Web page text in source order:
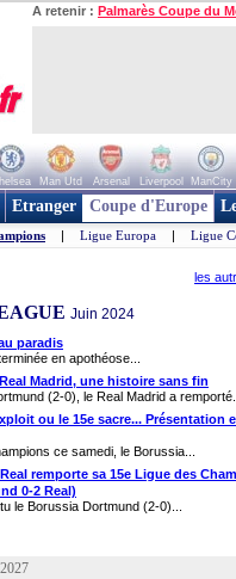
A retenir : Palmarès Coupe du
Man Utd Arsenal Liverpool ManCity
Etranger Coupe d'Europe
| Ligue Europa | Ligue
les
Juin 2024
paradis
en apothéose...
Madrid, une histoire sans fin
(2-0), le Real Madrid a remporté...
ou le 15e sacre... Présentation
ce samedi, le Borussia...
remporte sa 15e Ligue des
0-2 Real)
le Borussia Dortmund (2-0)...